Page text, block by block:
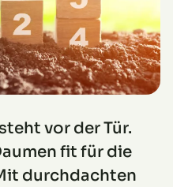
vor der Tür.
fit für die
durchdachten